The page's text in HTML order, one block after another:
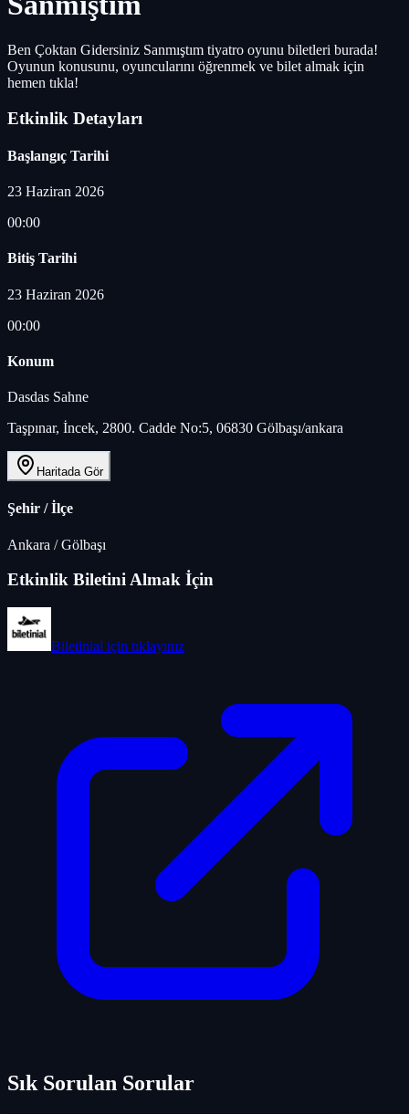
Ben Çoktan Gidersiniz Sanmıştım tiyatro oyunu biletleri burada!
Oyunun konusunu, oyuncularını öğrenmek ve bilet almak için
hemen tıkla!
Etkinlik Detayları
Başlangıç Tarihi
23 Haziran 2026
00:00
Bitiş Tarihi
23 Haziran 2026
00:00
Konum
Dasdas Sahne
Taşpınar, İncek, 2800. Cadde No:5, 06830 Gölbaşı/ankara
Haritada Gör
Şehir / İlçe
Ankara /Gölbaşı
Etkinlik Biletini Almak İçin
Biletinial için tıklayınız
Sık Sorulan Sorular